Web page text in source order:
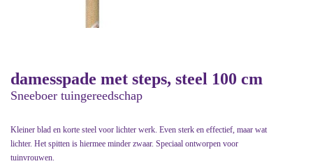
damesspade met steps, steel 100 cm
Sneeboer tuingereedschap
Kleiner blad en korte steel voor lichter werk. Even sterk en effectief, maar wat
lichter. Het spitten is hiermee minder zwaar. Speciaal ontworpen voor
tuinvrouwen.